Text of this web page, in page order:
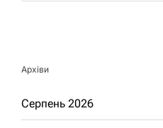
Архіви
Серпень 2026